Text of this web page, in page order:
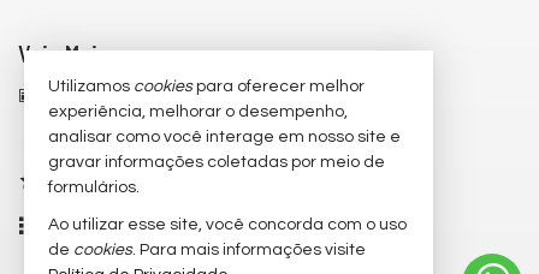
Veja Mais
receba nosso newsletter
cadastre seu imóvel
imóveis favoritos
mapa de imóveis
Utilizamos cookiespara oferecer melhor
experiência, melhorar o desempenho,
analisar como você interage em nosso site e
gravar informações coletadas por meio de
formulários.
Ao utilizar esse site, você concorda com o uso
de cookies. Para mais informações visite